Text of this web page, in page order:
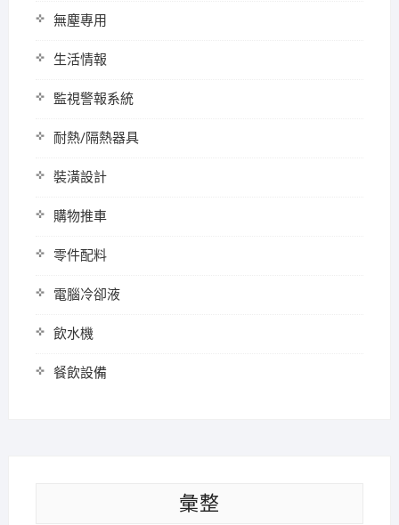
無塵專用
生活情報
監視警報系統
耐熱/隔熱器具
裝潢設計
購物推車
零件配料
電腦冷卻液
飲水機
餐飲設備
彙整